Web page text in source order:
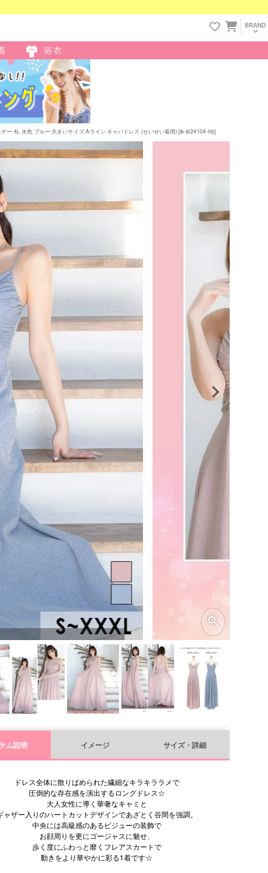
BRAND
浴衣
ー 4L 水色 ブルー 大きいサイズ Aライン キャバドレス (せいせい着用) [tk-ld24104-hb]
ム説明 イメージ サイズ・詳細
ドレス全体に散りばめられた繊細なキラキララメで
圧倒的な存在感を演出するロングドレス☆
大人女性に導く華奢なキャミと
ャザー入りのハートカットデザインであざとく谷間を強調。
中央には高級感のあるビジューの装飾で
お顔周りを更にゴージャスに魅せ、
歩く度にふわっと靡くフレアスカートで
動きをより華やかに彩る1着です☆